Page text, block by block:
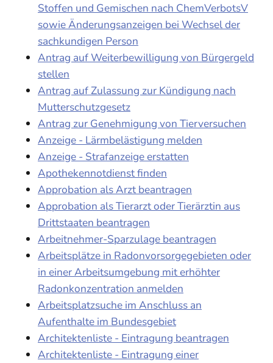
Stoffen und Gemischen nach ChemVerbotsV
sowie Änderungsanzeigen bei Wechsel der
sachkundigen Person
Antrag auf Weiterbewilligung von Bürgergeld
stellen
Antrag auf Zulassung zur Kündigung nach
Mutterschutzgesetz
Antrag zur Genehmigung von Tierversuchen
Anzeige - Lärmbelästigung melden
Anzeige - Strafanzeige erstatten
Apothekennotdienst finden
Approbation als Arzt beantragen
Approbation als Tierarzt oder Tierärztin aus
Drittstaaten beantragen
Arbeitnehmer-Sparzulage beantragen
Arbeitsplätze in Radonvorsorgegebieten oder
in einer Arbeitsumgebung mit erhöhter
Radonkonzentration anmelden
Arbeitsplatzsuche im Anschluss an
Aufenthalte im Bundesgebiet
Architektenliste - Eintragung beantragen
Architektenliste - Eintragung einer